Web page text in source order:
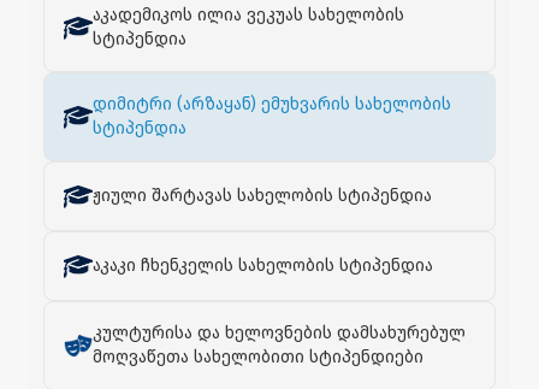
აკადემიკოს ილია ვეკუას სახელობის
სტიპენდია
დიმიტრი (არზაყან) ემუხვარის სახელობის
სტიპენდია
ჟიული შარტავას სახელობის სტიპენდია
აკაკი ჩხენკელის სახელობის სტიპენდია
კულტურისა და ხელოვნების დამსახურებულ
მოღვაწეთა სახელობითი სტიპენდიები